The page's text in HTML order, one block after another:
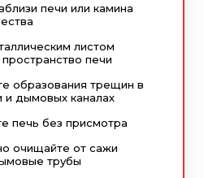
печи или камина
листом
печи
образования трещин в
и дымовых каналах
печь без присмотра
очищайте от сажи
трубы